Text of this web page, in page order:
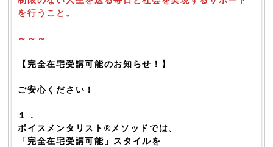
を行うこと。
～～～
【完全在宅受講可能のお知らせ！】
ご安心ください！
１．
ボイスメンタリスト®メソッドでは、
「完全在宅受講可能」スタイルを